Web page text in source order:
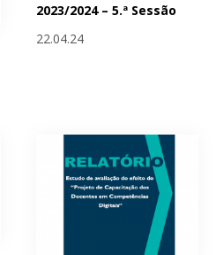
2023/2024 – 5.ª Sessão
22.04.24